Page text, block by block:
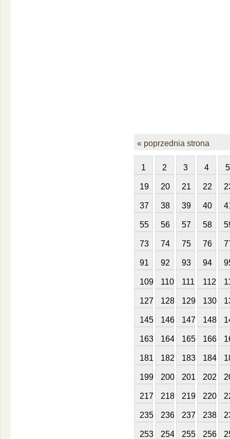
« poprzednia strona
1 2 3 4 5
19 20 21 22
37 38 39 40
55 56 57 58
73 74 75 76
91 92 93 94
109 110 111 112
127 128 129 130
145 146 147 148
163 164 165 166
181 182 183 184
199 200 201 202
217 218 219 220
235 236 237 238
253 254 255 256